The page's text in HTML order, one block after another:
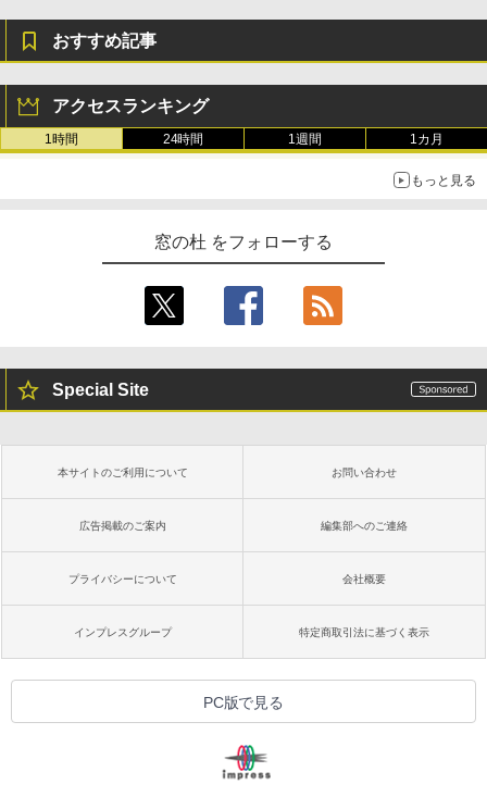
￥37,224
￥39,980
New Amazon Kindle Scribe Colorsoft |
11インチカラーディスプレイ、64GBスト
整、色調調節ライト、プレミアムペン付
き、グラファイト
おすすめ記事
アクセスランキング
1時間 24時間 1週間 1カ月
もっと見る
窓の杜 をフォローする
Special Site
本サイトのご利用について お問い合わせ
広告掲載のご案内 編集部へのご連絡
プライバシーについて 会社概要
インプレスグループ 特定商取引法に基づく表示
PC版で見る